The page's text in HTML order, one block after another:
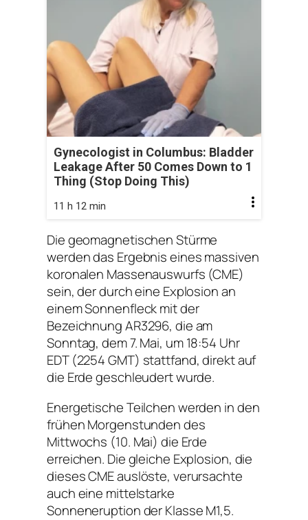
Gynecologist in Columbus: Bladder
Leakage After 50 Comes Down to 1
Thing (Stop Doing This)
11 h 12 min
Die geomagnetischen Stürme
werden das Ergebnis eines massiven
koronalen Massenauswurfs (CME)
sein, der durch eine Explosion an
einem Sonnenfleck mit der
Bezeichnung AR3296, die am
Sonntag, dem 7. Mai, um 18:54 Uhr
EDT (2254 GMT) stattfand, direkt auf
die Erde geschleudert wurde.
Energetische Teilchen werden in den
frühen Morgenstunden des
Mittwochs (10. Mai) die Erde
erreichen. Die gleiche Explosion, die
dieses CME auslöste, verursachte
auch eine mittelstarke
Sonneneruption der Klasse M1,5.